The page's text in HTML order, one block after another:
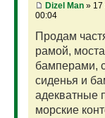
Dizel Man» 17
00:04
Продам
рамой,
бамперами,
сиденья и
морские